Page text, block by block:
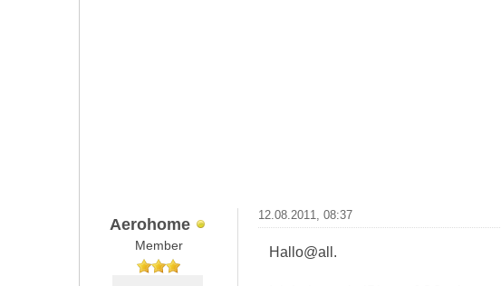
Aerohome
Member
12.08.2011, 08:37
Hallo@all.